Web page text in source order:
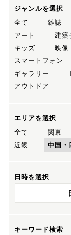
ジャンルを選択
全て
雑誌
アート
建築
キッズ
映像
スマートフォン
ギャラリー
アウトドア
エリアを選択
全て
関東
近畿
中国・
日時を選択
キーワード検索